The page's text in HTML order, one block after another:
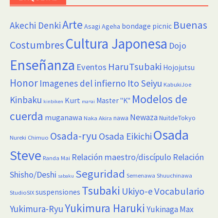
Akechi DenkiArte Asagi Ageha bondage picnic Buenas
CostumbresCultura Japonesa Dojo
Enseñanza Eventos HaruTsubaki Hojojutsu
Honor Imagenes del infierno Ito Seiyu KabukiJoe
Kinbaku kinbiken Kurt ma=ai Master "K" Modelos de
cuerda muganawa Naka Akira nawa NewazaNuitdeTokyo
Nureki Chimuo Osada-ryu Osada Eikichi Osada
Steve Randa Mai Relación maestro/discípulo Relación
Shisho/Deshi sabaku Seguridad Semenawa Shuuchinawa
StudioSIX suspensiones Tsubaki Ukiyo-eVocabulario
Yukimura-RyuYukimura Haruki Yukinaga Max